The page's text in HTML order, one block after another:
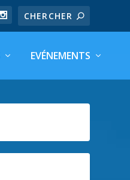
EVÉNEMENTS